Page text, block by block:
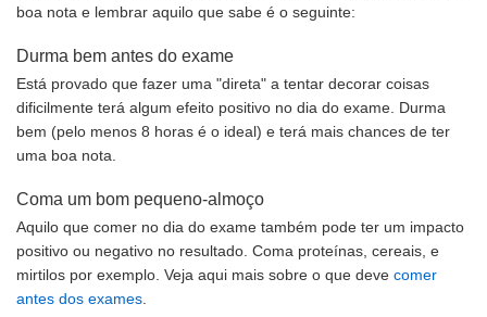
boa nota e lembrar aquilo que sabe é o seguinte:
Durma bem antes do exame
Está provado que fazer uma "direta" a tentar decorar coisas
dificilmente terá algum efeito positivo no dia do exame. Durma
bem (pelo menos 8 horas é o ideal) e terá mais chances de ter
uma boa nota.
Coma um bom pequeno-almoço
Aquilo que comer no dia do exame também pode ter um impacto
positivo ou negativo no resultado. Coma proteínas, cereais, e
mirtilos por exemplo. Veja aqui mais sobre o que deve comer
antes dos exames